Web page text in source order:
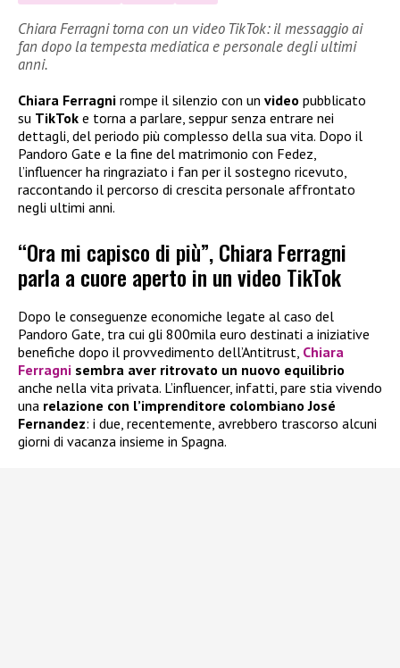
Chiara Ferragni torna con un video TikTok: il messaggio ai
fan dopo la tempesta mediatica e personale degli ultimi
anni.
Chiara Ferragni rompe il silenzio con un video pubblicato
su TikTok e torna a parlare, seppur senza entrare nei
dettagli, del periodo più complesso della sua vita. Dopo il
Pandoro Gate e la fine del matrimonio con Fedez,
l’influencer ha ringraziato i fan per il sostegno ricevuto,
raccontando il percorso di crescita personale affrontato
negli ultimi anni.
“Ora mi capisco di più”, Chiara Ferragni
parla a cuore aperto in un video TikTok
Dopo le conseguenze economiche legate al caso del
Pandoro Gate, tra cui gli 800mila euro destinati a iniziative
benefiche dopo il provvedimento dell’Antitrust, Chiara
Ferragni sembra aver ritrovato un nuovo equilibrio
anche nella vita privata. L’influencer, infatti, pare stia vivendo
una relazione con l’imprenditore colombiano José
Fernandez: i due, recentemente, avrebbero trascorso alcuni
giorni di vacanza insieme in Spagna.